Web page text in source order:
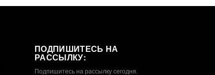
ПОДПИШИТЕСЬ НА
РАССЫЛКУ:
Подпишитесь на рассылку сегодня.